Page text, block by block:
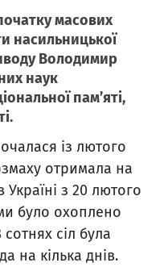
масових
насильницької
Володимир
наук
пам’яті,
із лютого
отримала на
з 20 лютого
було охоплено
сотнях сіл була
на кілька днів.